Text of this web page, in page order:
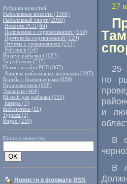
Рубрики новостей:
Рыболовные новости (1368)
Рыболовный спорт (2930)
Новости РСЛ (86)
Положения о соревнованиях (153)
Протоколы соревнований (129)
Отчеты о сревнованиях (211)
Рейтинги (54)
Вокруг рыбалки (1087)
За рубежом (715)
Новости сайта РСЛ (867)
Анонсы рыболовных журналов (207)
Борьба с браконьерами (650)
Происшествия (698)
Экология (404)
Hi-tech для рыбалки (155)
Катера (7)
Библиотека (11)
Туризм (3)
Видео (239)
Поиск в новостях:
Новости в формате RSS
27
25
по
и
В
В